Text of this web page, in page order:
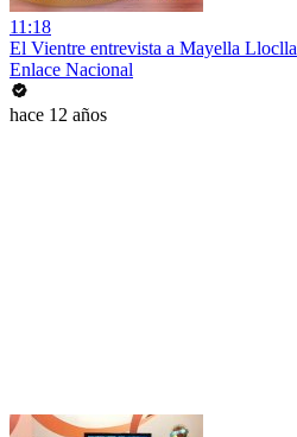
11:18
El Vientre entrevista a Mayella Lloclla
Enlace Nacional
hace 12 años